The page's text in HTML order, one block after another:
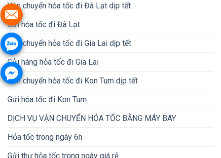
Vận chuyển hỏa tốc đi Đà Lạt dịp tết
Gửi hỏa tốc đi Đà Lạt
Vận chuyển hỏa tốc đi Gia Lai dịp tết
Gửi hàng hỏa tốc đi Gia Lai
Vận chuyển hỏa tốc đi Kon Tum dịp tết
Gửi hỏa tốc đi Kon Tum
DỊCH VỤ VẬN CHUYỂN HỎA TỐC BẰNG MÁY BAY
Hỏa tốc trong ngày 6h
Gửi thư hỏa tốc trong ngày giá rẻ